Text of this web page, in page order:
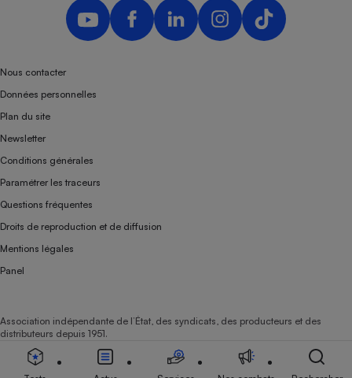
Nous contacter
Données personnelles
Plan du site
Newsletter
Conditions générales
Paramétrer les traceurs
Questions fréquentes
Droits de reproduction et de diffusion
Mentions légales
Panel
Association indépendante de l’État, des syndicats, des producteurs et des
distributeurs depuis 1951.